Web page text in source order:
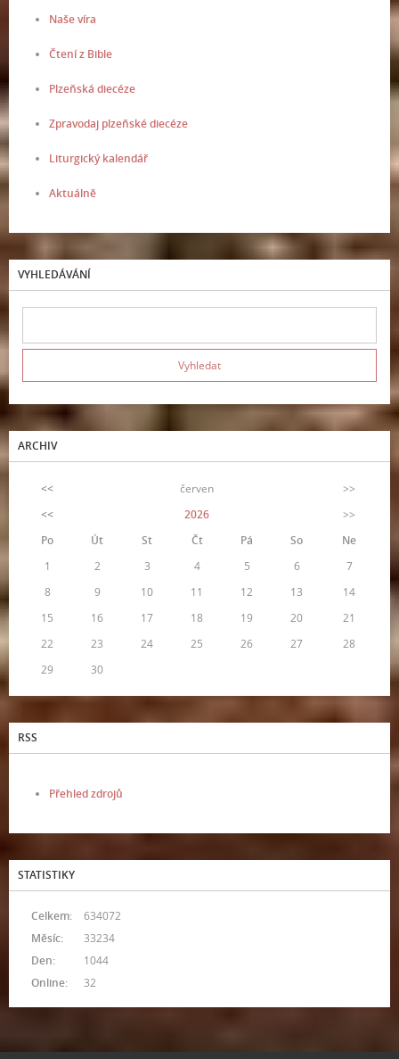
Naše víra
Čtení z Bible
Plzeňská diecéze
Zpravodaj plzeňské diecéze
Liturgický kalendář
Aktuálně
VYHLEDÁVÁNÍ
ARCHIV
<< červen
>>
<<
2026
>>
Po
Út St Čt Pá So
Ne
1
2 3 4 5 6
7
8
9 10 11 12 13
14
15
16 17 18 19 20
21
22
23 24 25 26 27
28
29
30
RSS
Přehled zdrojů
STATISTIKY
Online: 32
Celkem:
634072
Měsíc:
33234
Den:
1044